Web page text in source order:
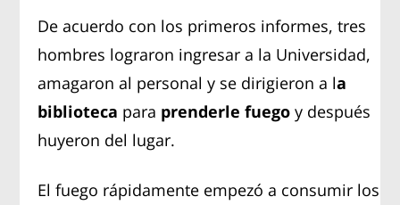
De acuerdo con los primeros informes, tres
hombres lograron ingresar a la Universidad,
amagaron al personal y se dirigieron a la
biblioteca para prenderle fuego y después
huyeron del lugar.
El fuego rápidamente empezó a consumir los